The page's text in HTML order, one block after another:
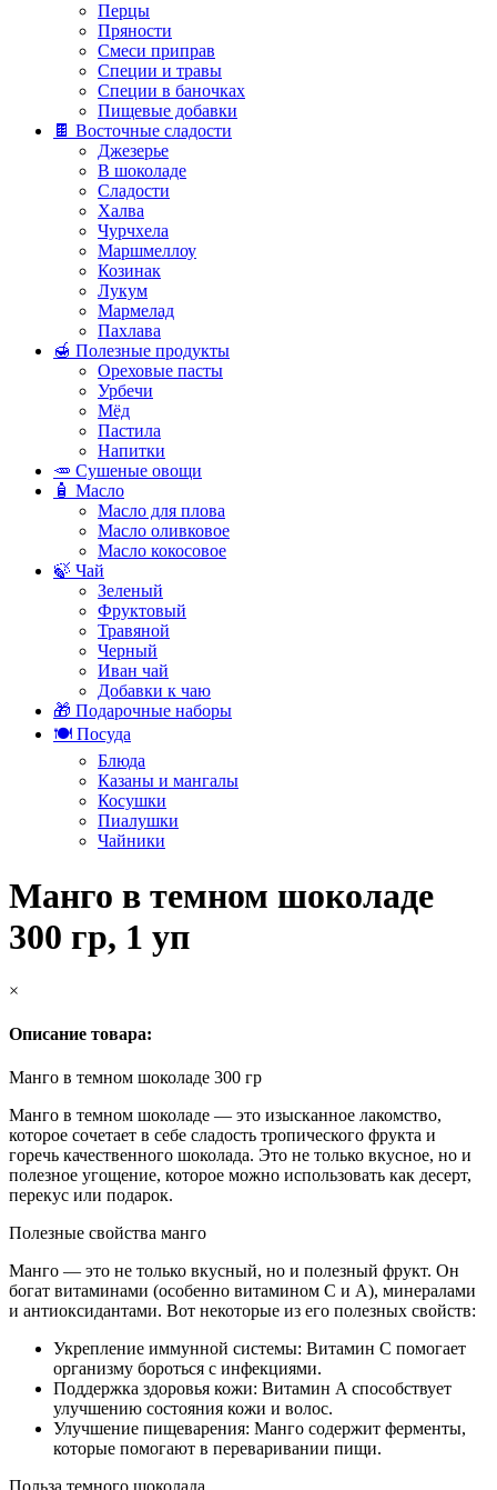
Перцы
Пряности
Смеси приправ
Специи и травы
Специи в баночках
Пищевые добавки
🍫 Восточные сладости
Джезерье
В шоколаде
Сладости
Халва
Чурчхела
Маршмеллоу
Козинак
Лукум
Мармелад
Пахлава
🍯 Полезные продукты
Ореховые пасты
Урбечи
Мёд
Пастила
Напитки
🥕 Сушеные овощи
🧴 Масло
Масло для плова
Масло оливковое
Масло кокосовое
🍃 Чай
Зеленый
Фруктовый
Травяной
Черный
Иван чай
Добавки к чаю
🎁 Подарочные наборы
🍽️ Посуда
Блюда
Казаны и мангалы
Косушки
Пиалушки
Чайники
Манго в темном шоколаде
300 гр, 1 уп
×
Описание товара:
Манго в темном шоколаде 300 гр
Манго в темном шоколаде — это изысканное лакомство,
которое сочетает в себе сладость тропического фрукта и
горечь качественного шоколада. Это не только вкусное, но и
полезное угощение, которое можно использовать как десерт,
перекус или подарок.
Полезные свойства манго
Манго — это не только вкусный, но и полезный фрукт. Он
богат витаминами (особенно витамином C и A), минералами
и антиоксидантами. Вот некоторые из его полезных свойств:
Укрепление иммунной системы: Витамин C помогает
организму бороться с инфекциями.
Поддержка здоровья кожи: Витамин A способствует
улучшению состояния кожи и волос.
Улучшение пищеварения: Манго содержит ферменты,
которые помогают в переваривании пищи.